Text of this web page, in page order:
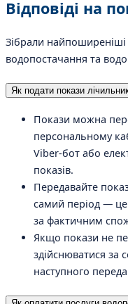
Відповіді на
Зібрали
водопостачання та
Як подати покази
Покази можна
персональному
Viber-бот або
показів.
Передавайте
самий період — це
за фактичним
Якщо покази не
здійснюватися за
наступного